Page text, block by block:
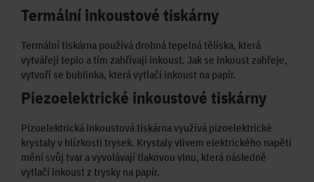
Termální inkoustové tiskárny
Termální tiskárna používá drobná tepelná tělíska, která
vytvářejí teplo a tím zahřívají inkoust. Jak se inkoust zahřeje,
vytvoří se bublinka, která vytlačí inkoust na papír.
Piezoelektrické inkoustové tiskárny
Pizoelektrická inkoustová tiskárna využívá pizoelektrické
krystaly v blízkosti trysek. Krystaly vlivem elektrického napětí
mění svůj tvar a vyvolávají tlakovou vlnu, která následně
vytlačí inkoust z trysky na papír.